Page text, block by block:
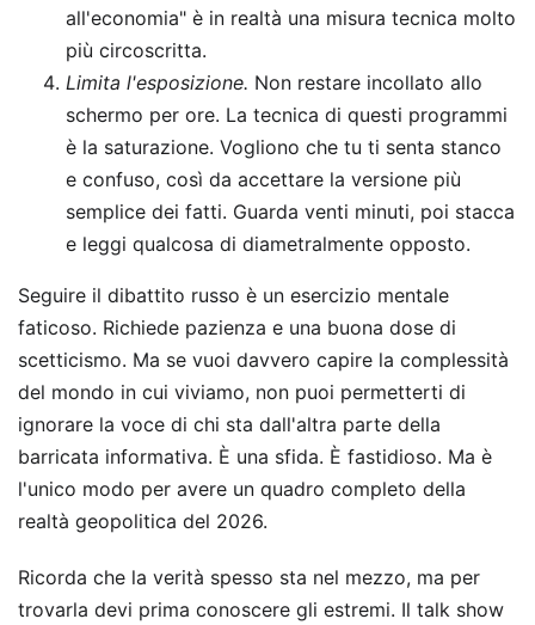
all'economia" è in realtà una misura tecnica molto
più circoscritta.
Limita l'esposizione. Non restare incollato allo
schermo per ore. La tecnica di questi programmi
è la saturazione. Vogliono che tu ti senta stanco
e confuso, così da accettare la versione più
semplice dei fatti. Guarda venti minuti, poi stacca
e leggi qualcosa di diametralmente opposto.
Seguire il dibattito russo è un esercizio mentale
faticoso. Richiede pazienza e una buona dose di
scetticismo. Ma se vuoi davvero capire la complessità
del mondo in cui viviamo, non puoi permetterti di
ignorare la voce di chi sta dall'altra parte della
barricata informativa. È una sfida. È fastidioso. Ma è
l'unico modo per avere un quadro completo della
realtà geopolitica del 2026.
Ricorda che la verità spesso sta nel mezzo, ma per
trovarla devi prima conoscere gli estremi. Il talk show